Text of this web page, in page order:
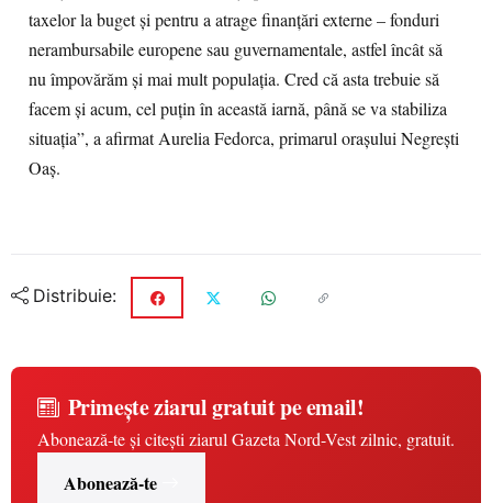
taxelor la buget și pentru a atrage finanțări externe – fonduri
nerambursabile europene sau guvernamentale, astfel încât să
nu împovărăm și mai mult populația. Cred că asta trebuie să
facem și acum, cel puțin în această iarnă, până se va stabiliza
situația”, a afirmat Aurelia Fedorca, primarul orașului Negrești
Oaș.
Distribuie:
Primește ziarul gratuit pe email!
Abonează-te și citești ziarul Gazeta Nord-Vest zilnic, gratuit.
Abonează-te